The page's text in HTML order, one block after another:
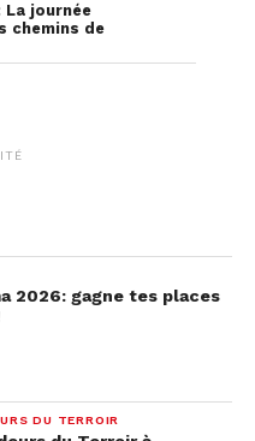
journée
chemins de
2026: gagne tes places
DU TERROIR